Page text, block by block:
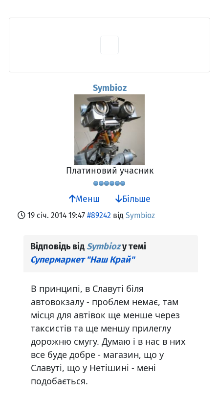
Symbioz
Платиновий учасник
Менш Більше
19 січ. 2014 19:47 #89242 від Symbioz
Відповідь відSymbiozу темі
Супермаркет "Наш Край"
В принципі, в Славуті біля
автовокзалу - проблем немає, там
місця для автівок ще менше через
таксистів та ще меншу прилеглу
дорожню смугу. Думаю і в нас в них
все буде добре - магазин, що у
Славуті, що у Нетішині - мені
подобається.